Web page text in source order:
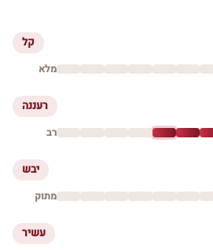
קל
מלא
רעננה
רב
יבש
מתוק
עשיר